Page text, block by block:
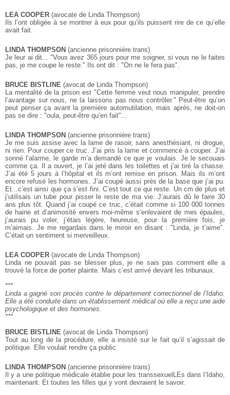
LEA COOPER (avocate de Linda Thompson)
Ils l’ont obligée à se montrer à eux pour qu’ils puissent rire de ce qu’elle
avait fait.
LINDA THOMPSON (ancienne prisonnière trans)
Je leur ai dit... "Vous avez 365 jours pour me soigner, si vous ne le faites
pas, je me coupe le reste." Ils ont dit : "On ne le fera pas".
BRUCE BISTLINE (avocat de Linda Thompson)
La mentalité de la prison est "Cette femme veut nous manipuler, prendre
l’avantage sur nous, ne la laissons pas nous contrôler." Peut-être qu’on
peut penser ça avant la première automutilation, mais après, ne doit-on
pas se dire : "oula, peut-être qu’en fait"...
LINDA THOMPSON (ancienne prisonnière trans)
Je me suis assise avec la lame de rasoir, sans anesthésiant, ni drogue,
ni rien. Pour couper ce truc. J’ai pris la lame et commencé à couper. J’ai
sonné l’alarme, le garde m’a demandé ce que je voulais. Je le secouais
comme ça. Il a ouvert, je l’ai jeté dans les toilettes et j’ai tiré la chasse.
J’ai été 5 jours à l’hôpital et ils m’ont remise en prison. Mais ils m’ont
encore refusé les hormones. J’ai coupé aussi près de la base que j’ai pu.
Et...c’est ainsi que ça s’est fini. C’est tout ce qui reste. Un cm de plus et
j’utilisais un tube pour pisser le reste de ma vie. J’aurais dû le faire 30
ans plus tôt. Quand j’ai coupé ce truc, c’était comme si 100 000 tonnes
de haine et d’animosité envers moi-même s’enlevaient de mes épaules,
j’aurais pu voler, j’étais légère, heureuse, pour la première fois, je
m’aimais. Je me regardais dans le miroir en disant : "Linda, je t’aime".
C’était un sentiment si merveilleux.
LEA COOPER (avocate de Linda Thompson)
Linda ne pouvait pas se blesser plus, je ne sais pas comment elle a
trouvé la force de porter plainte. Mais c’est arrivé devant les tribunaux.
***
Linda a gagné son procès contre le département correctionnel de l’Idaho.
Elle a été conduite dans un établissement médical où elle a reçu une aide
psychologique et des hormones.
***
BRUCE BISTLINE (avocat de Linda Thompson)
Tout au long de la procédure, elle a insisté sur le fait qu’il s’agissait de
politique. Elle voulait rendre ça public.
LINDA THOMPSON (ancienne prisonnière trans)
Il y a une politique médicale établie pour les transsexuelLEs dans l’Idaho,
maintenant. Et toutes les filles qui y vont devraient le savoir.